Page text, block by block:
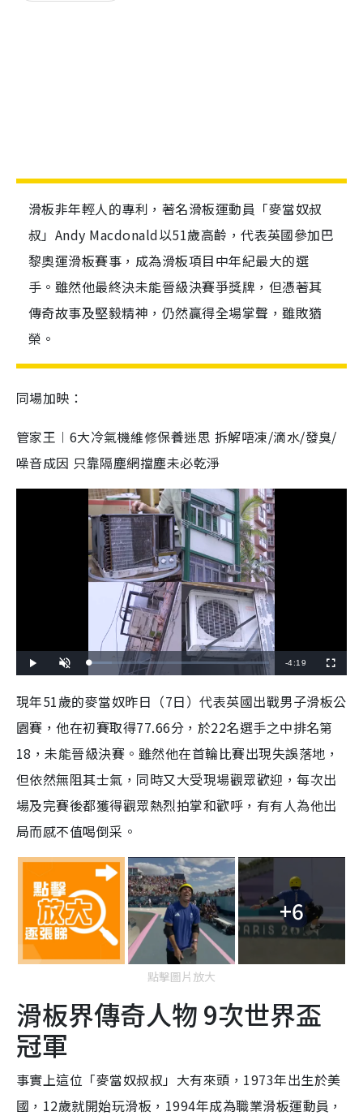
滑板非年輕人的專利，著名滑板運動員「麥當奴叔
叔」Andy Macdonald以51歲高齡，代表英國參加巴
黎奧運滑板賽事，成為滑板項目中年紀最大的選
手。雖然他最終決未能晉級決賽爭獎牌，但憑著其
傳奇故事及堅毅精神，仍然贏得全場掌聲，雖敗猶
榮。
同場加映：
管家王︱6大冷氣機維修保養迷思 拆解唔凍/滴水/發臭/
噪音成因 只靠隔塵網擋塵未必乾淨
l
n
t
e
L
o
e
d
1
2
5
1
%
R
a
i
n
i
g
T
i
m
-4:19
u
s
c
e
e
現年51歲的麥當奴昨日（7日）代表英國出戰男子滑板公
園賽，他在初賽取得77.66分，於22名選手之中排名第
18，未能晉級決賽。雖然他在首輪比賽出現失誤落地，
但依然無阻其士氣，同時又大受現場觀眾歡迎，每次出
場及完賽後都獲得觀眾熱烈拍掌和歡呼，有有人為他出
局而感不值喝倒采。
+6
點擊圖片放大
滑板界傳奇人物 9次世界盃
冠軍
事實上這位「麥當奴叔叔」大有來頭，1973年出生於美
國，12歲就開始玩滑板，1994年成為職業滑板運動員，